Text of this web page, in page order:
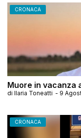
CRONACA
Muore in vacanza
di Ilaria Toneatti - 9
CRONACA